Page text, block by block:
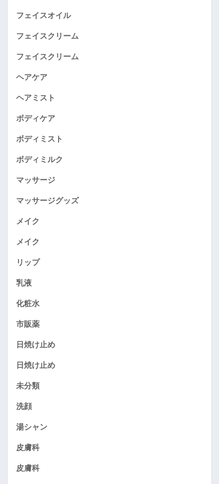
フェイスオイル
フェイスクリーム
フェイスクリーム
ヘアケア
ヘアミスト
ボディケア
ボディミスト
ボディミルク
マッサージ
マッサージグッズ
メイク
メイク
リップ
乳液
化粧水
市販薬
日焼け止め
日焼け止め
未分類
洗顔
湯シャン
皮膚科
皮膚科